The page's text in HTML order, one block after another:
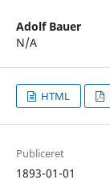
Adolf Bauer
N/A
HTML
Publiceret
1893-01-01